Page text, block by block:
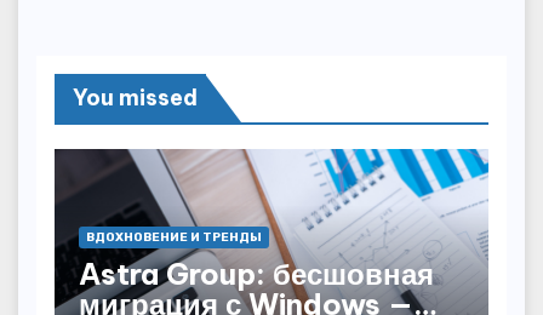
You missed
ВДОХНОВЕНИЕ И ТРЕНДЫ
Astra Group: бесшовная
миграция с Windows —